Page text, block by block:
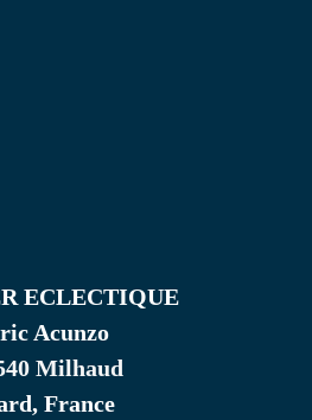
ECLECTIQUE
Acunzo
Milhaud
France